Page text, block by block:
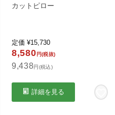
カットピロー
定価 ¥15,730
8,580 円(税抜)
9,438円(税込)
詳細を見る